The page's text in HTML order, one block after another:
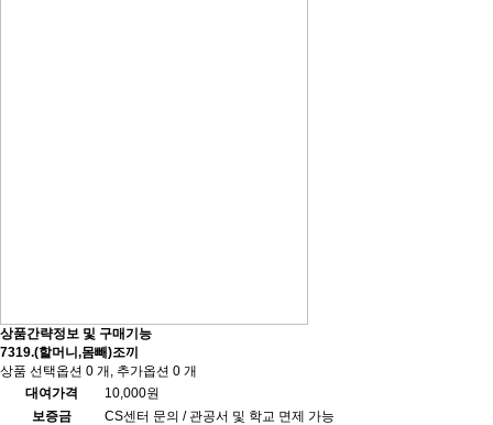
상품간략정보 및 구매기능
7319.(할머니,몸빼)조끼
상품 선택옵션 0 개, 추가옵션 0 개
대여가격
10,000원
보증금
CS센터 문의 / 관공서 및 학교 면제 가능